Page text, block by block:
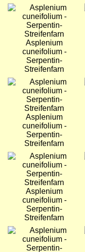
Bild
Asplenium
cuneifolium -
Serpentin-
Streifenfarn
Bild
Asplenium
cuneifolium -
Serpentin-
Streifenfarn
Bild
Asplenium
cuneifolium -
Serpentin-
Streifenfarn
Bild